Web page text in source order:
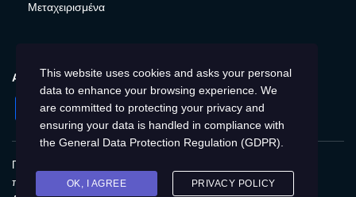
Μεταχειρισμένα
ΑΚΟΛΟΥΘΉΣΤΕ ΜΑΣ
Facebook
Instagram
Twitter
YouTube
Πολιτική Απορρήτου
προσωπικών δεδομένων
Αποτύπωση
This website uses cookies and asks your personal
data to enhance your browsing experience. We
are committed to protecting your privacy and
ensuring your data is handled in compliance with
the General Data Protection Regulation (GDPR)
OK, I AGREE PRIVACY POLICY